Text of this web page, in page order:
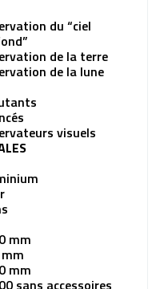
du “ciel
de la terre
de la lune
visuels
mm
mm
sans accessoires